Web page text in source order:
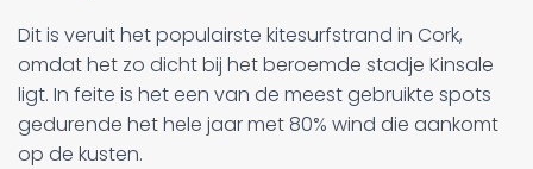
Dit is veruit het populairste kitesurfstrand in Cork,
omdat het zo dicht bij het beroemde stadje Kinsale
ligt. In feite is het een van de meest gebruikte spots
gedurende het hele jaar met 80% wind die aankomt
op de kusten.